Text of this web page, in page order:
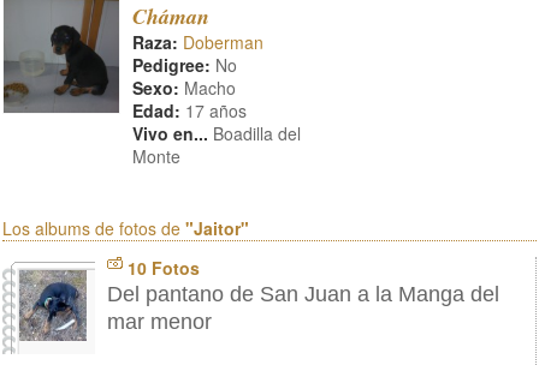
Cháman
Raza: Doberman
Pedigree: No
Sexo: Macho
Edad: 17 años
Vivo en... Boadilla del
Monte
Los albums de fotos de "Jaitor"
10 Fotos
Del pantano de San Juan a la Manga del
mar menor